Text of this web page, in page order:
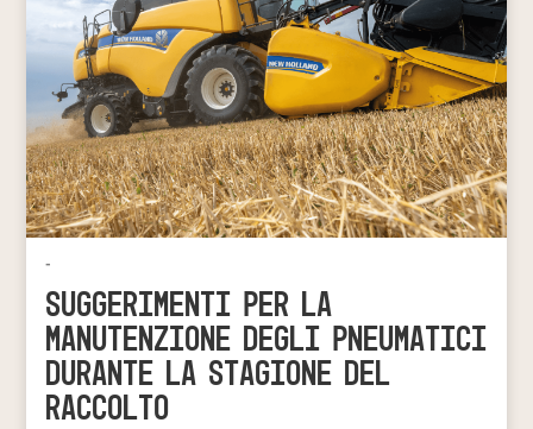
-
SUGGERIMENTI PER LA
MANUTENZIONE DEGLI PNEUMATICI
DURANTE LA STAGIONE DEL
RACCOLTO